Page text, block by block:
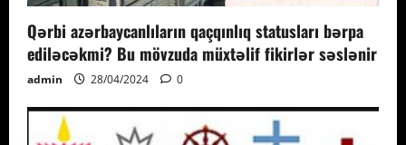
Qərbi azərbaycanlıların qaçqınlıq statusları bərpa
ediləcəkmi? Bu mövzuda müxtəlif fikirlər səslənir
admin 28/04/2024 0